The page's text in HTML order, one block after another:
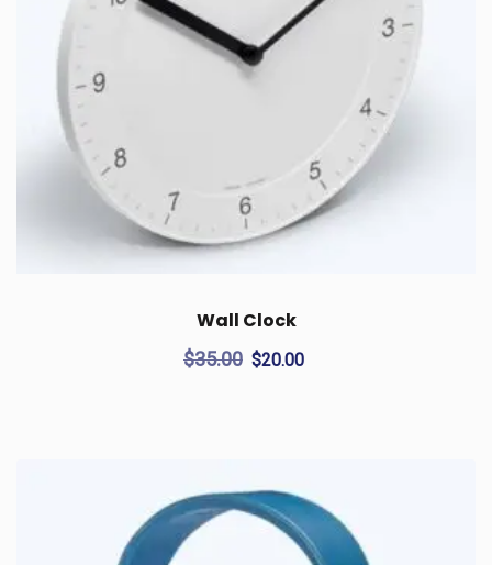
Wall Clock
$35.00 Original
$20.00